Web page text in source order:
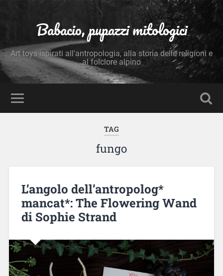
Babacio, pupazzi mitologici
Art toys ispirati all'antropologia, alla storia delle religioni e
al folclore alpino
TAG
fungo
L’angolo dell’antropolog*
mancat*: The Flowering Wand
di Sophie Strand